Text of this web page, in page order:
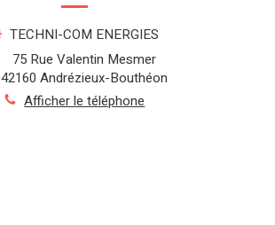
TECHNI-COM ENERGIES
75 Rue Valentin Mesmer
42160 Andrézieux-Bouthéon
Afficher le téléphone